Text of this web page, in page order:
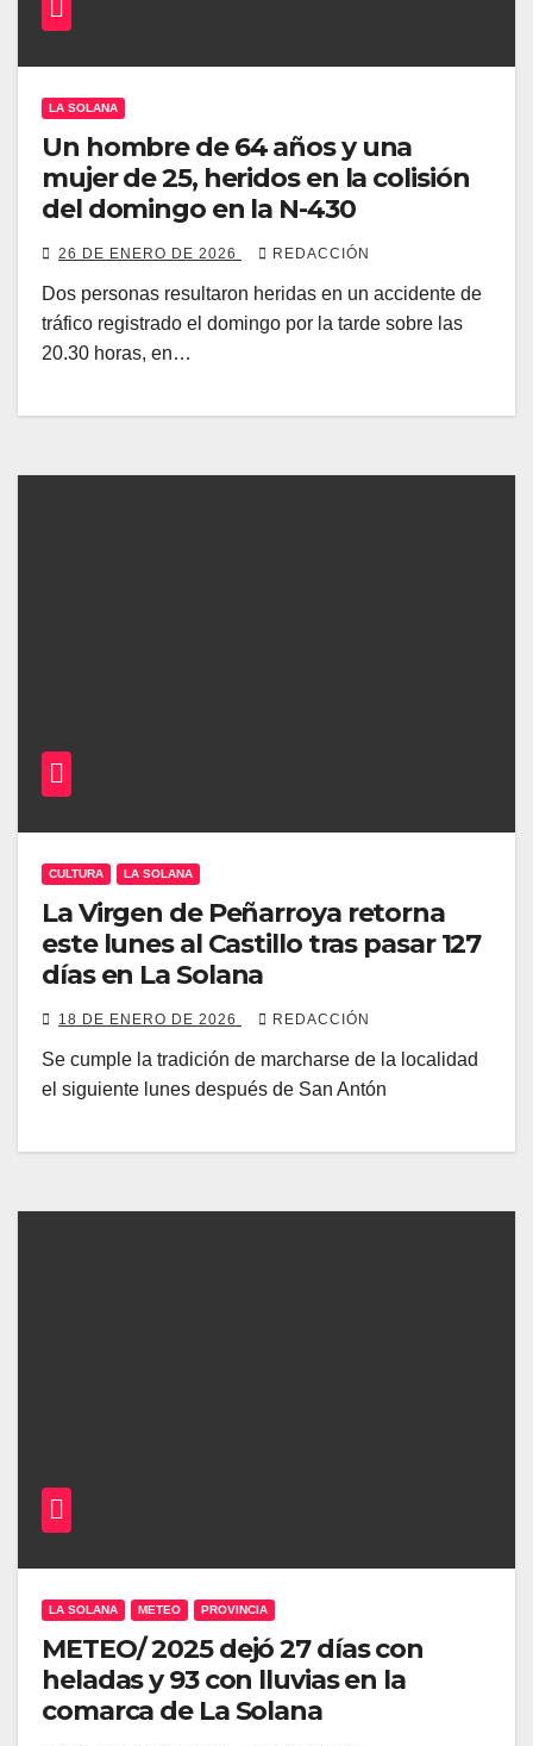
LA SOLANA
Un hombre de 64 años y una
mujer de 25, heridos en la colisión
del domingo en la N-430
26 DE ENERO DE 2026 REDACCIÓN
Dos personas resultaron heridas en un accidente de
tráfico registrado el domingo por la tarde sobre las
20.30 horas, en…
CULTURA LA SOLANA
La Virgen de Peñarroya retorna
este lunes al Castillo tras pasar 127
días en La Solana
18 DE ENERO DE 2026 REDACCIÓN
Se cumple la tradición de marcharse de la localidad
el siguiente lunes después de San Antón
LA SOLANA METEO PROVINCIA
METEO/ 2025 dejó 27 días con
heladas y 93 con lluvias en la
comarca de La Solana